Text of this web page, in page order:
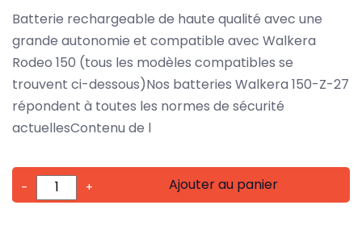
Batterie rechargeable de haute qualité avec une
grande autonomie et compatible avec Walkera
Rodeo 150 (tous les modèles compatibles se
trouvent ci-dessous)Nos batteries Walkera 150-Z-27
répondent à toutes les normes de sécurité
actuellesContenu de l
- + Ajouter au panier